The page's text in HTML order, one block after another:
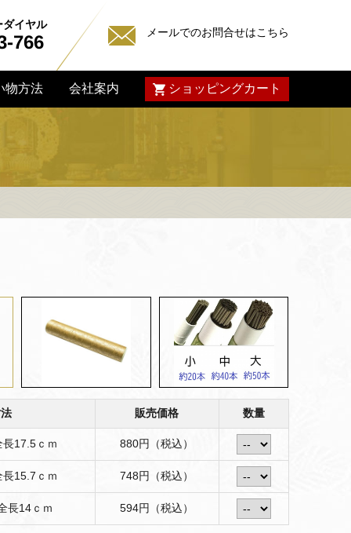
ダイヤル
766 メールでのお問合せはこちら
物方法 会社案内 ショッピングカート
販売価格 数量
17.5ｃｍ 880円（税込）
15.7ｃｍ 748円（税込）
長14ｃｍ 594円（税込）